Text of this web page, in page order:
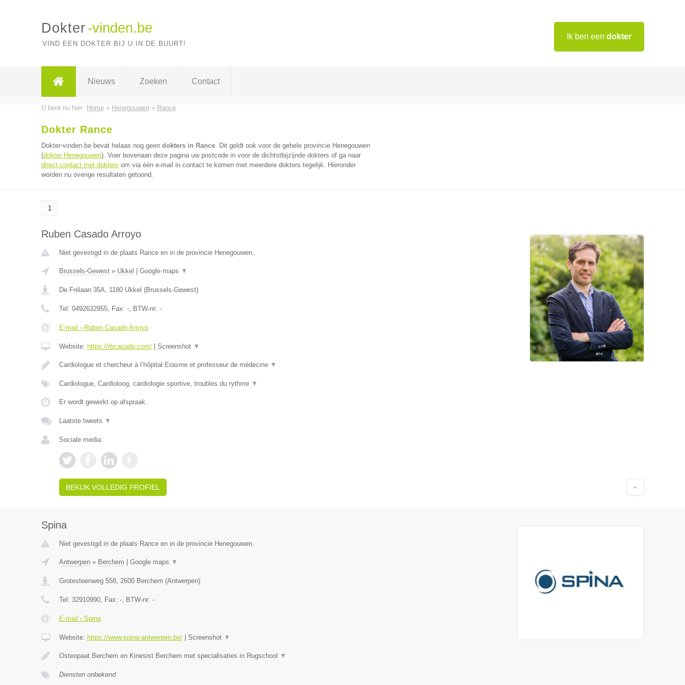
Ik ben een dokter
Dokter -vinden.be
VIND EEN DOKTER BIJ U IN DE BUURT!
Nieuws Zoeken Contact
U bent nu hier: Home» Henegouwen» Rance
Dokter Rance
Dokter-vinden.be bevat helaas nog geen dokters in Rance. Dit geldt ook voor de gehele provincie Henegouwen
(dokter Henegouwen). Voer bovenaan deze pagina uw postcode in voor de dichtstbijzijnde dokters of ga naar
direct contact met dokters om via één e-mail in contact te komen met meerdere dokters tegelijk. Hieronder
worden nu overige resultaten getoond.
1
Ruben Casado Arroyo
Niet gevestigd in de plaats Rance en in de provincie Henegouwen.
Brussels-Gewest» Ukkel Google maps ▼
De Frélaan 35A, 1180 Ukkel (Brussels-Gewest)
Tel: 0492632955, Fax: -, BTW-nr: -
E-mail › Ruben Casado Arroyo
Website: https://rbcasado.com/| Screenshot ▼
Cardiologue et chercheur à l’hôpital Erasme et professeur de médecine ▼
Cardiologue, Cardioloog, cardiologie sportive, troubles du rythme ▼
Er wordt gewerkt op afspraak.
Laatste tweets ▼
Sociale media:
BEKIJK VOLLEDIG PROFIEL
Spina
Niet gevestigd in de plaats Rance en in de provincie Henegouwen.
Antwerpen» Berchem Google maps ▼
Grotesteenweg 558, 2600 Berchem (Antwerpen)
Tel: 32910990, Fax: -, BTW-nr: -
E-mail › Spina
Website: https://www.spina-antwerpen.be/| Screenshot ▼
Osteopaat Berchem en Kinesist Berchem met specialisaties in Rugschool ▼
Diensten onbekend